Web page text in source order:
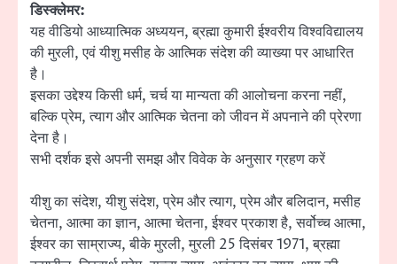
डिस्क्लेमर:
यह वीडियो आध्यात्मिक अध्ययन, ब्रह्मा कुमारी ईश्वरीय विश्वविद्यालय
की मुरली, एवं यीशु मसीह के आत्मिक संदेश की व्याख्या पर आधारित
है।
इसका उद्देश्य किसी धर्म, चर्च या मान्यता की आलोचना करना नहीं,
बल्कि प्रेम, त्याग और आत्मिक चेतना को जीवन में अपनाने की प्रेरणा
देना है।
सभी दर्शक इसे अपनी समझ और विवेक के अनुसार ग्रहण करें
यीशु का संदेश, यीशु संदेश, प्रेम और त्याग, प्रेम और बलिदान, मसीह
चेतना, आत्मा का ज्ञान, आत्मा चेतना, ईश्वर प्रकाश है, सर्वोच्च आत्मा,
ईश्वर का साम्राज्य, बीके मुरली, मुरली 25 दिसंबर 1971, ब्रह्मा